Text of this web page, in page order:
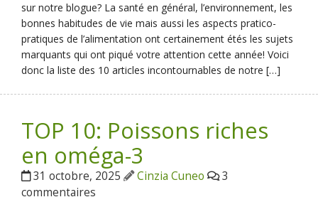
sur notre blogue? La santé en général, l’environnement, les
bonnes habitudes de vie mais aussi les aspects pratico-
pratiques de l’alimentation ont certainement étés les sujets
marquants qui ont piqué votre attention cette année! Voici
donc la liste des 10 articles incontournables de notre […]
TOP 10: Poissons riches
en oméga-3
31 octobre, 2025 Cinzia Cuneo
3
commentaires